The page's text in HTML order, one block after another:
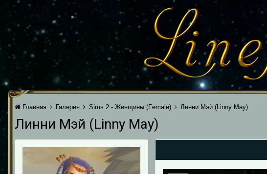
Главная Галерея Sims 2 - Женщины (Female) Линни Мэй (Linny May)
Линни Мэй (Linny May)